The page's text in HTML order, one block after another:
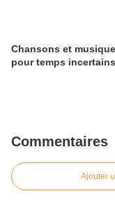
Chansons et musiques
pour temps
Commentaires
Ajouter